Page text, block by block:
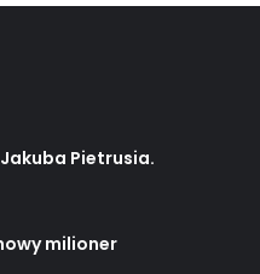
Pietrusia.
milioner